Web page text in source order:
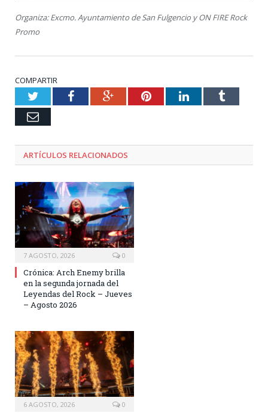
Organiza: Excmo. Ayuntamiento de San Fulgencio y ON FIRE Rock
Promo
COMPARTIR
TwitterFacebookGoogle+PinterestLinkedInTumblr
Email
ARTÍCULOS RELACIONADOS
7 AGOSTO, 2026 0
Crónica: Arch Enemy brilla
en la segunda jornada del
Leyendas del Rock – Jueves
– Agosto 2026
6 AGOSTO, 2026 0